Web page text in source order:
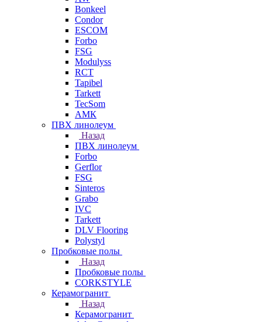
Bonkeel
Condor
ESCOM
Forbo
FSG
Modulyss
RCT
Tapibel
Tarkett
TecSom
АМК
ПВХ линолеум
Назад
ПВХ линолеум
Forbo
Gerflor
FSG
Sinteros
Grabo
IVC
Tarkett
DLV Flooring
Polystyl
Пробковые полы
Назад
Пробковые полы
CORKSTYLE
Керамогранит
Назад
Керамогранит